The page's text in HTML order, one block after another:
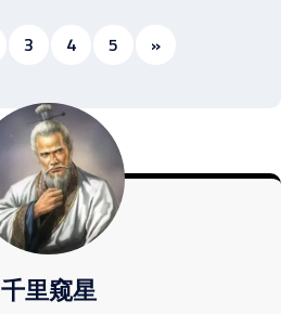
3 4 5 »
千里窥星